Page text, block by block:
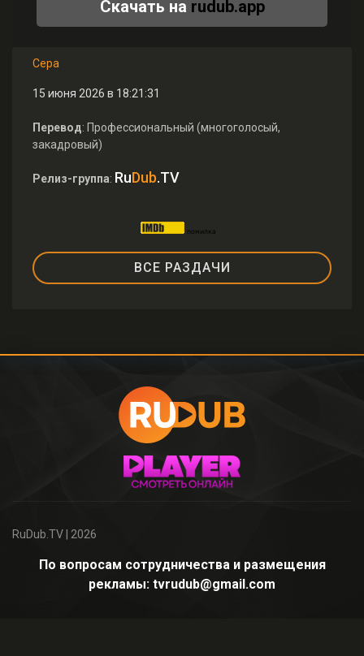
Скачать на rudub.app
Сера
15 июня 2026 в 18:21:31
Перевод: Профессиональный (многоголосый,
закадровый)
Релиз-группа: RuDub.TV
ВСЕ РАЗДАЧИ
RuDub.TV | 2026
По вопросам сотрудничества и размещения
рекламы: tvrudub@gmail.com